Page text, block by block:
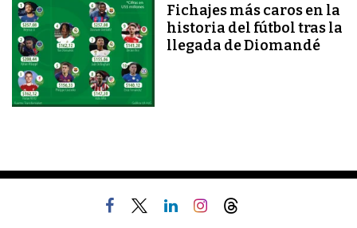
Fichajes más caros en la
historia del fútbol tras la
llegada de Diomandé